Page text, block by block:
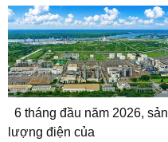
6 tháng đầu năm 2026, sản
lượng điện của